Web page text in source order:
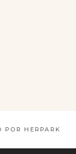
POR HERPARK